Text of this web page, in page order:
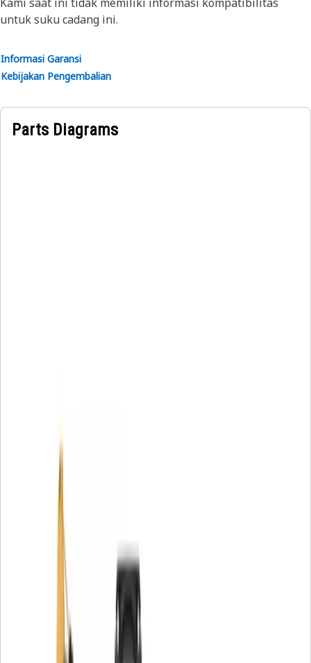
untuk suku cadang ini.
Informasi Garansi
Kebijakan Pengembalian
Parts Diagrams